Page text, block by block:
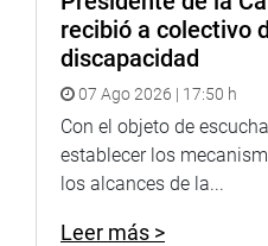
recibió a colectivo
discapacidad
07 Ago 2026 | 17:50 h
Con el objeto de
establecer los
los alcances de la...
Leer más >